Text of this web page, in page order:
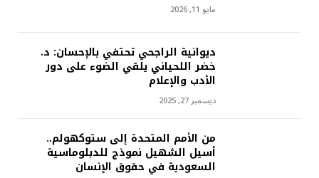
مايو 11, 2026
ديوانية الراجحي تحتفي بالإحسان: د.
خضر اللحياني يلقي الضوء على دور
الأدب والإعلام
ديسمبر 27, 2025
من الأمم المتحدة إلى ستوكهولم..
أسيل الشهيل نموذج للدبلوماسية
السعودية في حقوق الإنسان